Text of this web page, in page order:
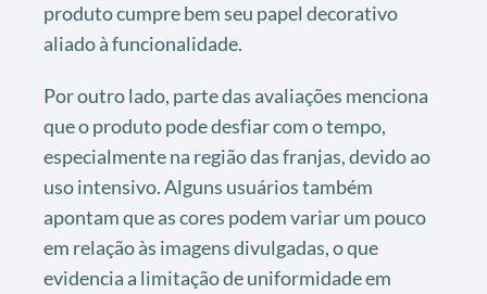
produto cumpre bem seu papel decorativo
aliado à funcionalidade.
Por outro lado, parte das avaliações menciona
que o produto pode desfiar com o tempo,
especialmente na região das franjas, devido ao
uso intensivo. Alguns usuários também
apontam que as cores podem variar um pouco
em relação às imagens divulgadas, o que
evidencia a limitação de uniformidade em